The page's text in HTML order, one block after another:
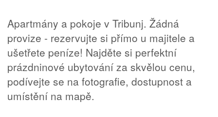
Apartmány a pokoje v Tribunj. Žádná
provize - rezervujte si přímo u majitele a
ušetřete peníze! Najděte si perfektní
prázdninové ubytování za skvělou cenu,
podívejte se na fotografie, dostupnost a
umístění na mapě.